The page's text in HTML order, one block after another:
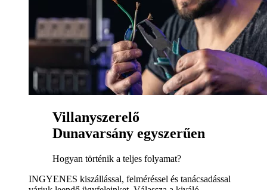
Villanyszerelő
Dunavarsány egyszerűen
Hogyan történik a teljes folyamat?
INGYENES kiszállással, felméréssel és tanácsadással